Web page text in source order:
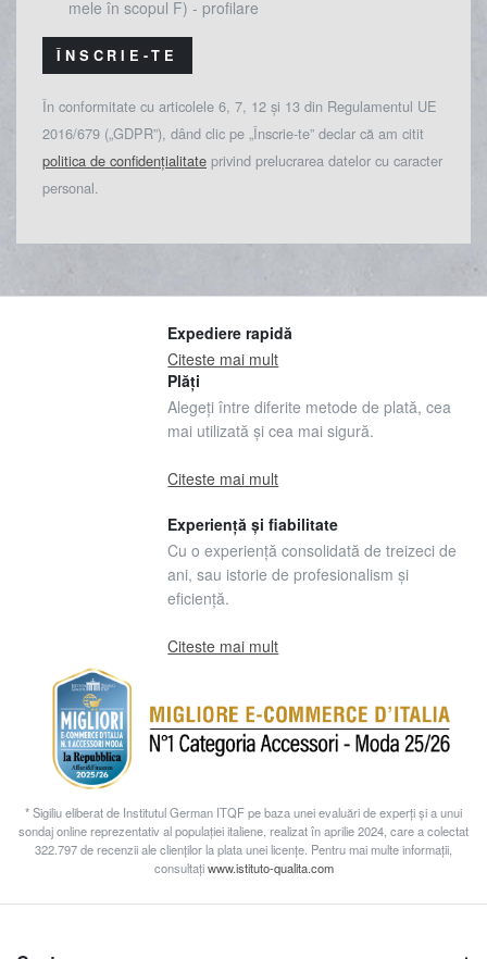
mele în scopul F) - profilare
ÎNSCRIE-TE
În conformitate cu articolele 6, 7, 12 și 13 din Regulamentul UE
2016/679 („GDPR”), dând clic pe „Înscrie-te” declar că am citit
politica de confidențialitate privind prelucrarea datelor cu caracter
personal.
Expediere rapidă
Citeste mai mult
Plăți
Alegeți între diferite metode de plată, cea
mai utilizată și cea mai sigură.
Citeste mai mult
Experiență și fiabilitate
Cu o experiență consolidată de treizeci de
ani, sau istorie de profesionalism și
eficiență.
Citeste mai mult
* Sigiliu eliberat de Institutul German ITQF pe baza unei evaluări de experți și a unui
sondaj online reprezentativ al populației italiene, realizat în aprilie 2024, care a colectat
322.797 de recenzii ale clienților la plata unei licențe. Pentru mai multe informații,
consultațiwww.istituto-qualita.com